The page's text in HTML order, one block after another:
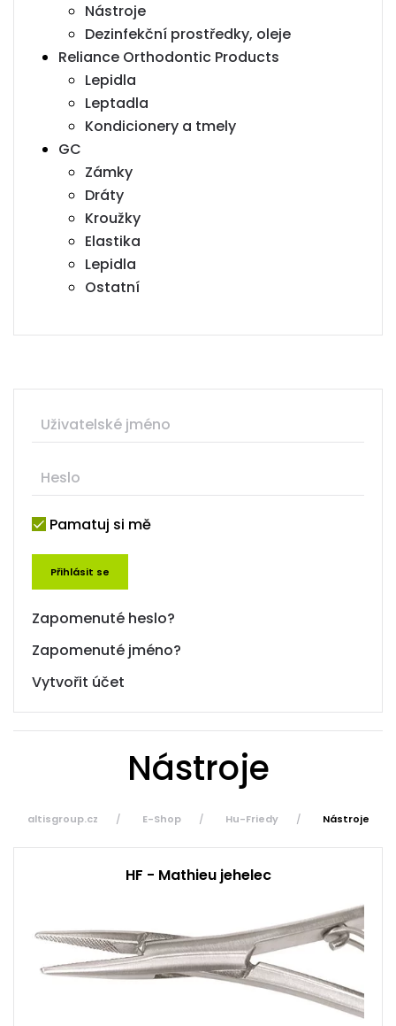
Nástroje
Dezinfekční prostředky, oleje
Reliance Orthodontic Products
Lepidla
Leptadla
Kondicionery a tmely
GC
Zámky
Dráty
Kroužky
Elastika
Lepidla
Ostatní
Pamatuj si mě
Přihlásit se
Zapomenuté heslo?
Zapomenuté jméno?
Vytvořit účet
Nástroje
altisgroup.cz E-Shop Hu-Friedy Nástroje
HF - Mathieu jehelec